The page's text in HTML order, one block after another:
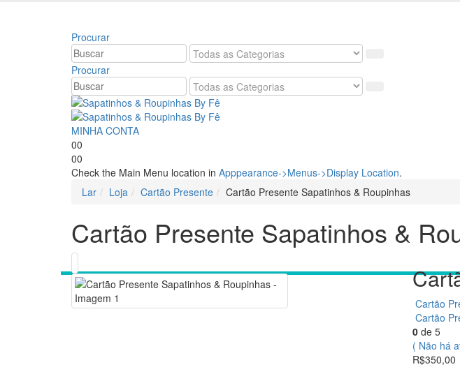
Procurar
Procurar
MINHA CONTA
00
00
Check the Main Menu location in Apppearance->Menus->Display Location.
Lar
Loja Cartão Presente Cartão Presente Sapatinhos & Roupinhas
Cartão Presente Sapatinhos &
Cartão
Cartão
0de 5
( Não há
R$350,00